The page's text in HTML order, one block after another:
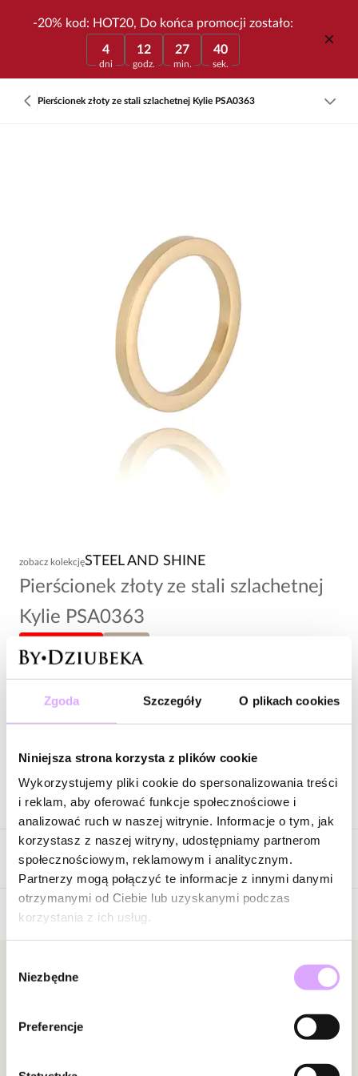
Zgoda Szczegóły O plikach cookies
Niniejsza strona korzysta z plików cookie
Wykorzystujemy pliki cookie do spersonalizowania treści
i reklam, aby oferować funkcje społecznościowe i
analizować ruch w naszej witrynie. Informacje o tym, jak
korzystasz z naszej witryny, udostępniamy partnerom
społecznościowym, reklamowym i analitycznym.
Partnerzy mogą połączyć te informacje z innymi danymi
otrzymanymi od Ciebie lub uzyskanymi podczas
korzystania z ich usług.
zgody
Niezbędne
Preferencje
-20% kod: HOT20, Do końca promocji zostało:
4
dni
12
godz.
27
min.
40
sek.
Pierścionek złoty ze stali szlachetnej Kylie PSA0363
zobacz kolekcjęSTEEL AND SHINE
Pierścionek złoty ze stali szlachetnej
Kylie PSA0363
39,00 zł
Wysyłka do 2 dni roboczych
Opis produktu
Surowiec: stal szlachetna
Kolor surowca: złoty
Rozmiar: 9
Zobacz inne produkty z kolekcji Steel and Shine
Opinie
Bądź pierwszą osobą, która podzieli się opinią o tym
Powiadomienie
Newsletter